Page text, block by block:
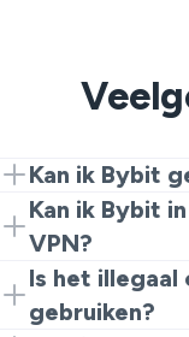
Kan ik Bybit
Ja, veel mensen
vervolgens het
je Bybit op
moet nog
platformregels
Kan ik Bybit
VPN?
Veel traders
maar de regels
sommige
Is het illegaal
gebruiken?